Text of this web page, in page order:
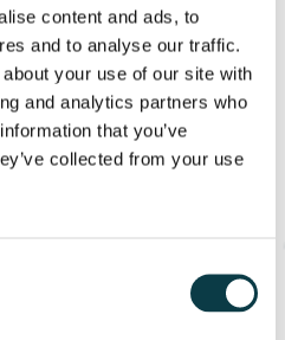
content and ads, to
and to analyse our traffic.
your use of our site with
and analytics partners who
that you’ve
collected from your use
căi deschise spre un viitor